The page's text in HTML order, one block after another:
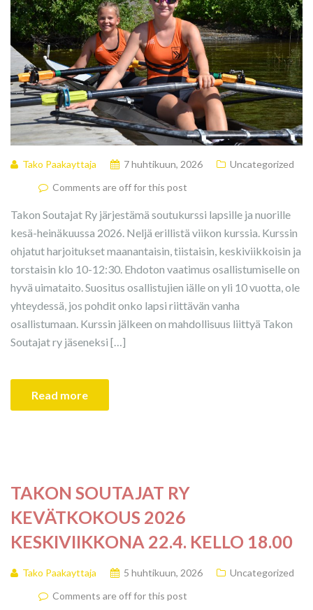
Tako Paakayttaja 7 huhtikuun, 2026
Uncategorized
Comments are off for this post
Takon Soutajat Ry järjestämä soutukurssi lapsille ja nuorille
kesä-heinäkuussa 2026. Neljä erillistä viikon kurssia. Kurssin
ohjatut harjoitukset maanantaisin, tiistaisin, keskiviikkoisin ja
torstaisin klo 10-12:30. Ehdoton vaatimus osallistumiselle on
hyvä uimataito. Suositus osallistujien iälle on yli 10 vuotta, ole
yhteydessä, jos pohdit onko lapsi riittävän vanha
osallistumaan. Kurssin jälkeen on mahdollisuus liittyä Takon
Soutajat ry jäseneksi […]
Read more
TAKON SOUTAJAT RY
KEVÄTKOKOUS 2026
KESKIVIIKKONA 22.4. KELLO 18.00
Tako Paakayttaja 5 huhtikuun, 2026
Uncategorized
Comments are off for this post